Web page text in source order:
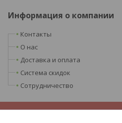
Информация о компании
Контакты
О нас
Доставка и оплата
Система скидок
Сотрудничество